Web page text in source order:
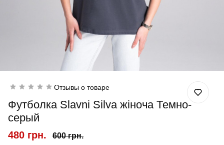
Отзывы о товаре
Футболка Slavni Silva жіноча Темно-
серый
480 грн. 600 грн.